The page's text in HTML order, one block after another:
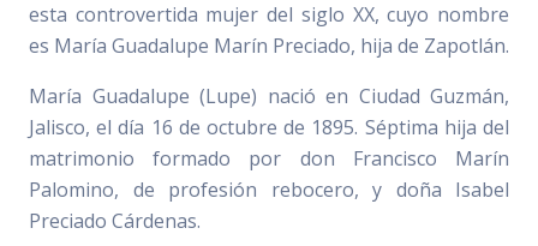
esta controvertida mujer del siglo XX, cuyo nombre
es María Guadalupe Marín Preciado, hija de Zapotlán.
María Guadalupe (Lupe) nació en Ciudad Guzmán,
Jalisco, el día 16 de octubre de 1895. Séptima hija del
matrimonio formado por don Francisco Marín
Palomino, de profesión rebocero, y doña Isabel
Preciado Cárdenas.